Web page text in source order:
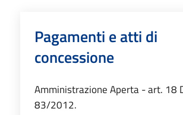
Pagamenti e atti di
concessione
Amministrazione Aperta - art. 18
83/2012.